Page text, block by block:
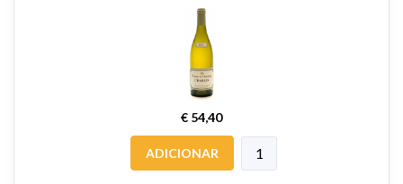
€ 54,40
ADICIONAR